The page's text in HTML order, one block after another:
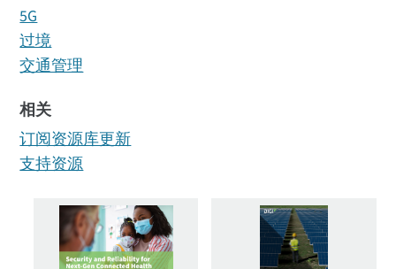
全部 (971)
品牌 (3)
客户故事 (132)
电子书 (13)
其他 (13)
5G
过境
交通管理
相关
订阅资源库更新
支持资源